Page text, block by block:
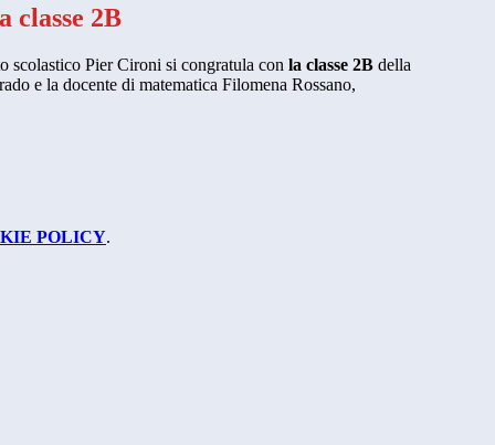
classe 2B
scolastico Pier Cironi si congratula con la classe 2B della
e la docente di matematica Filomena Rossano,
POLICY.